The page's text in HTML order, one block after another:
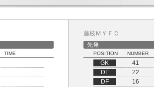
TIME
藤枝ＭＹＦＣ
先発
POSITION NUMBER
GK 41
DF
22
DF
16